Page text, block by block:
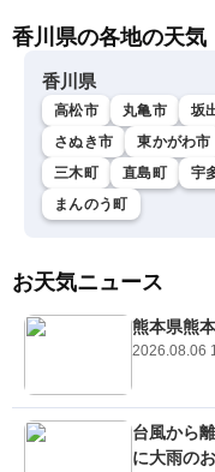
香川県の各地の天気
香川県
高松市 丸亀市 坂
さぬき市
東かがわ市
三木町
直島町 宇
まんのう町
お天気ニュース
熊本県熊
2026.08.06
台風から
に大雨の